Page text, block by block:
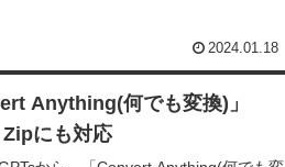
2024.01.18
Anything(何でも変換)」
にも対応